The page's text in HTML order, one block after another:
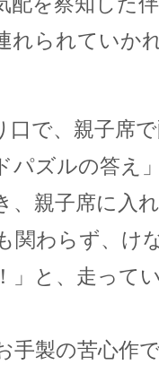
れられていか
で、親子席
パズルの答え
、親子席に入
関わらず、け
」と、走って
製の苦心作